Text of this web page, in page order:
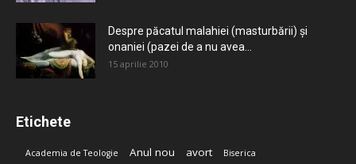
Despre păcatul malahiei (masturbării) şi
onaniei (pazei de a nu avea...
15 aprilie 2010
Etichete
Academia de Teologie Anul nou avort Biserica